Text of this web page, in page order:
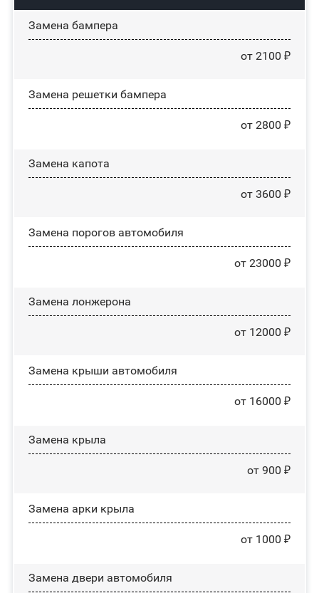
Замена бампера
от 2100 ₽
Замена решетки бампера
от 2800 ₽
Замена капота
от 3600 ₽
Замена порогов автомобиля
от 23000 ₽
Замена лонжерона
от 12000 ₽
Замена крыши автомобиля
от 16000 ₽
Замена крыла
от 900 ₽
Замена арки крыла
от 1000 ₽
Замена двери автомобиля